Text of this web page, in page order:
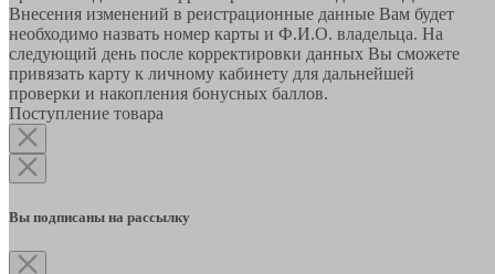
Внесения изменений в реистрационные данные Вам будет
необходимо назвать номер карты и Ф.И.О. владельца. На
следующий день после корректировки данных Вы сможете
привязать карту к личному кабинету для дальнейшей
проверки и накопления бонусных баллов.
Поступление товара
Вы подписаны на рассылку